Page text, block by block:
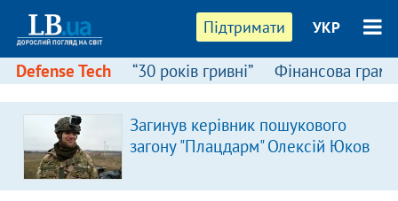
Підтримати УКР
Defense Tech “30 років гривні” Фінансова
Загинув керівник пошукового
загону "Плацдарм" Олексій Юков